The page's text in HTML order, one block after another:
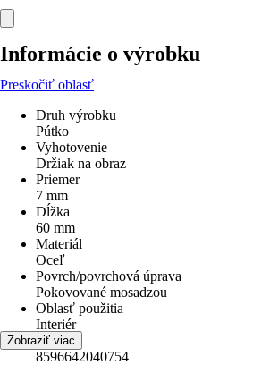
Informácie o výrobku
Preskočiť oblasť
Druh výrobku
Pútko
Vyhotovenie
Držiak na obraz
Priemer
7 mm
Dĺžka
60 mm
Materiál
Oceľ
Povrch/povrchová úprava
Pokovované mosadzou
Oblasť použitia
Interiér
EAN
8596642040754
Zobraziť viac